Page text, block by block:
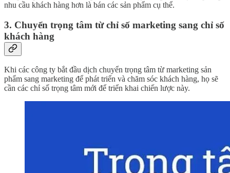
nhu cầu khách hàng hơn là bán các sản phẩm cụ thể.
3. Chuyển trọng tâm từ chỉ số marketing sang chỉ số
khách hàng
Khi các công ty bắt đầu dịch chuyển trọng tâm từ marketing sản
phẩm sang marketing để phát triển và chăm sóc khách hàng, họ sẽ
cần các chỉ số trọng tâm mới để triển khai chiến lược này.